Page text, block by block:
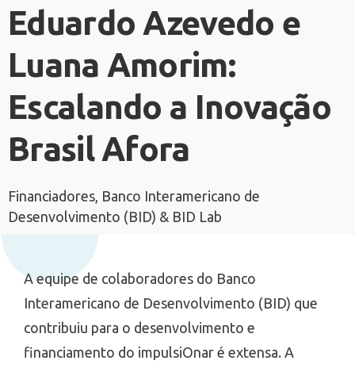
Eduardo Azevedo e
Luana Amorim:
Escalando a Inovação
Brasil Afora
Financiadores, Banco Interamericano de
Desenvolvimento (BID) & BID Lab
A equipe de colaboradores do Banco
Interamericano de Desenvolvimento (BID) que
contribuiu para o desenvolvimento e
financiamento do impulsiOnar é extensa. A